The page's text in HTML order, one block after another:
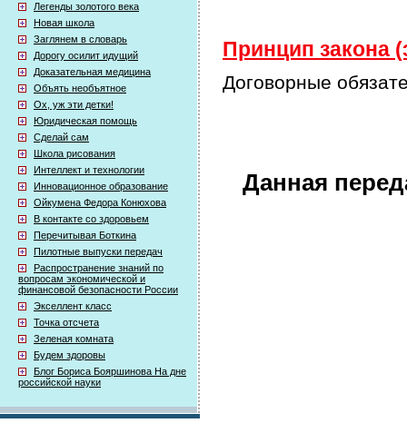
Легенды золотого века
Новая школа
Заглянем в словарь
Дорогу осилит идущий
Доказательная медицина
Объять необъятное
Ох, уж эти детки!
Юридическая помощь
Сделай сам
Школа рисования
Интеллект и технологии
Инновационное образование
Ойкумена Федора Конюхова
В контакте со здоровьем
Перечитывая Боткина
Пилотные выпуски передач
Распространение знаний по
вопросам экономической и
финансовой безопасности России
Экселлент класс
Точка отсчета
Зеленая комната
Будем здоровы
Блог Бориса Бояршинова На дне
российской науки
Принцип закона
Договорные
Данная